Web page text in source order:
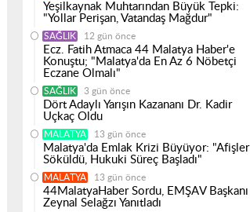
Yeşilkaynak Muhtarından Büyük Tepki:
"Yollar Perişan, Vatandaş Mağdur"
SAĞLIK 12 gün önce
Ecz. Fatih Atmaca 44 Malatya Haber'e
Konuştu; "Malatya'da En Az 6 Nöbetçi
Eczane Olmalı"
SAĞLIK 3 gün önce
Dört Adaylı Yarışın Kazananı Dr. Kadir
Uçkaç Oldu
MALATYA 13 gün önce
Malatya'da Emlak Krizi Büyüyor: "Afişler
Söküldü, Hukuki Süreç Başladı"
MALATYA 13 gün önce
44MalatyaHaber Sordu, EMŞAV Başkanı
Zeynal Selağzı Yanıtladı